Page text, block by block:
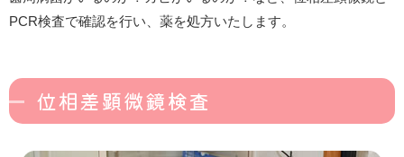
PCR検査で確認を行い、薬を処方いたします。
位相差顕微鏡検査